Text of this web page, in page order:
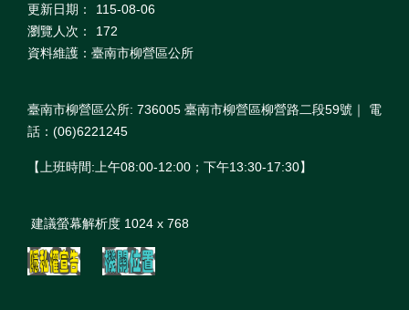
更新日期：
115-08-06
瀏覽人次：
172
資料維護：臺南市柳營區公所
臺南市柳營區公所: 736005 臺南市柳營區柳營路二段59號｜ 電
話：(06)6221245
【上班時間:上午08:00‐12:00；下午13:30‐17:30】
建議螢幕解析度 1024 x 768